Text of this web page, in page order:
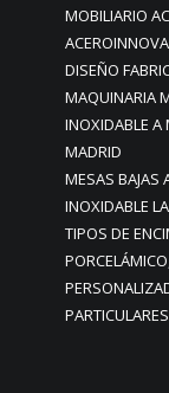
MOBILIARIO
DISEÑO
MAQUINARIA
INOXIDABLE A
MADRID
MESAS BAJAS
INOXIDABLE
TIPOS DE
PARTICULARES